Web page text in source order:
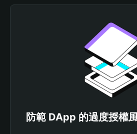
防範 DApp 的過度授權